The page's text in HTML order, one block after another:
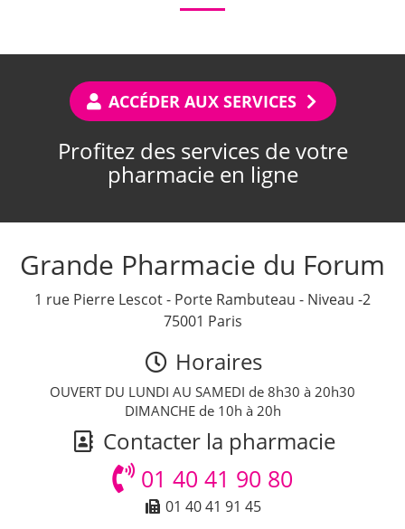
ACCÉDER AUX SERVICES
Profitez des services de votre
pharmacie en ligne
Grande Pharmacie du Forum
1 rue Pierre Lescot - Porte Rambuteau - Niveau -2
75001 Paris
Horaires
OUVERT DU LUNDI AU SAMEDI de 8h30 à 20h30
DIMANCHE de 10h à 20h
Contacter la pharmacie
01 40 41 90 80
01 40 41 91 45